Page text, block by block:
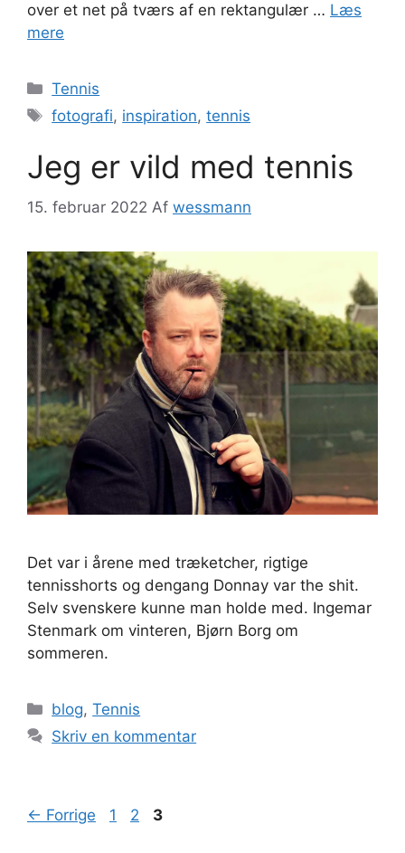
over et net på tværs af en rektangulær … Læs
mere
Kategorier
Tennis
Tags
fotografi, inspiration,tennis
Jeg er vild med tennis
15. februar 2022 Af wessmann
Det var i årene med træketcher, rigtige
tennisshorts og dengang Donnay var the shit.
Selv svenskere kunne man holde med. Ingemar
Stenmark om vinteren, Bjørn Borg om
sommeren.
Kategorier
blog,Tennis
Skriv en kommentar
← Forrige Side
1 Side
2 Side
3